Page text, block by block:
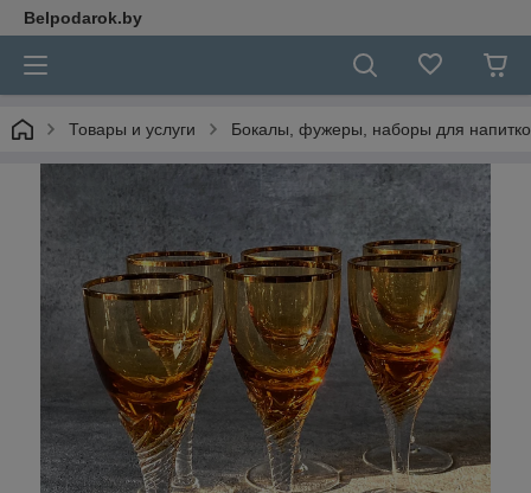
Belpodarok.by
Товары и услуги Бокалы, фужеры, наборы для